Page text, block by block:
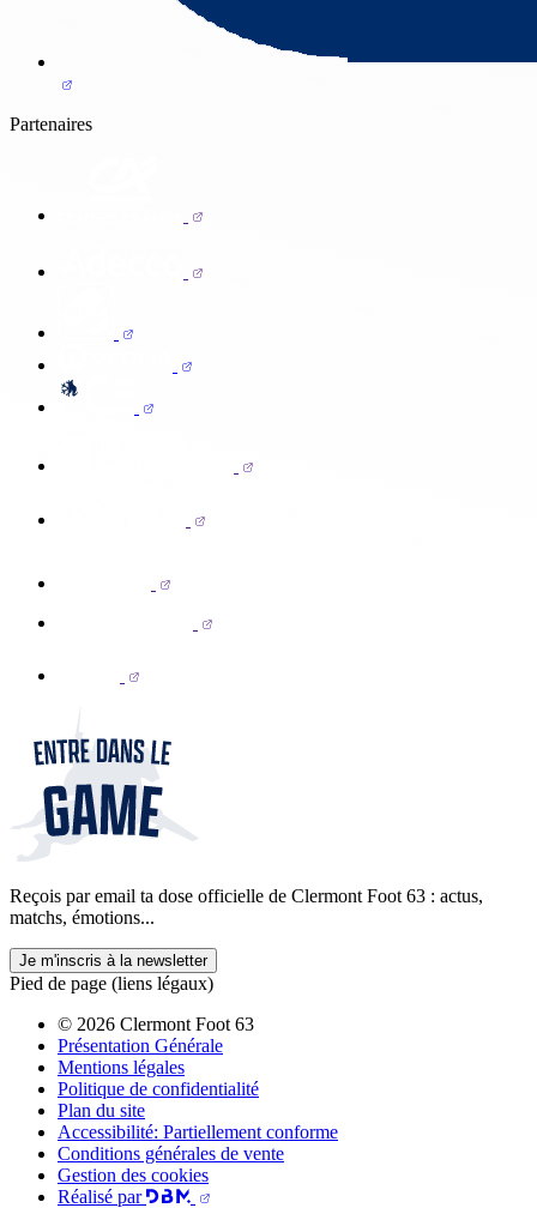
Partenaires
Reçois par email ta dose officielle de Clermont Foot 63 : actus,
matchs, émotions...
Je m'inscris à la newsletter
Pied de page (liens légaux)
© 2026 Clermont Foot 63
Présentation Générale
Mentions légales
Politique de confidentialité
Plan du site
Accessibilité: Partiellement conforme
Conditions générales de vente
Gestion des cookies
Réalisé par